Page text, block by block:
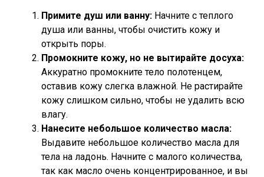
Примите душ или ванну: Начните с теплого
душа или ванны, чтобы очистить кожу и
открыть поры.
Промокните кожу, но не вытирайте досуха:
Аккуратно промокните тело полотенцем,
оставив кожу слегка влажной. Не растирайте
кожу слишком сильно, чтобы не удалить всю
влагу.
Нанесите небольшое количество масла:
Выдавите небольшое количество масла для
тела на ладонь. Начните с малого количества,
так как масло очень концентрированное, и вы